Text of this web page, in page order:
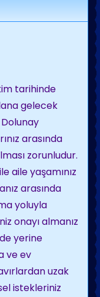
tarihinde
gelecek
arasında
zorunludur.
aile yaşamınız
arasında
yoluyla
onayı almanız
yerine
ve ev
uzak
istekleriniz